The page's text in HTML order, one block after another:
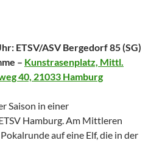
ETSV/ASV Bergedorf 85 (SG)
– Kunstrasenplatz, Mittl.
40, 21033 Hamburg
Saison in einer
Hamburg. Am Mittleren
auf eine Elf, die in der